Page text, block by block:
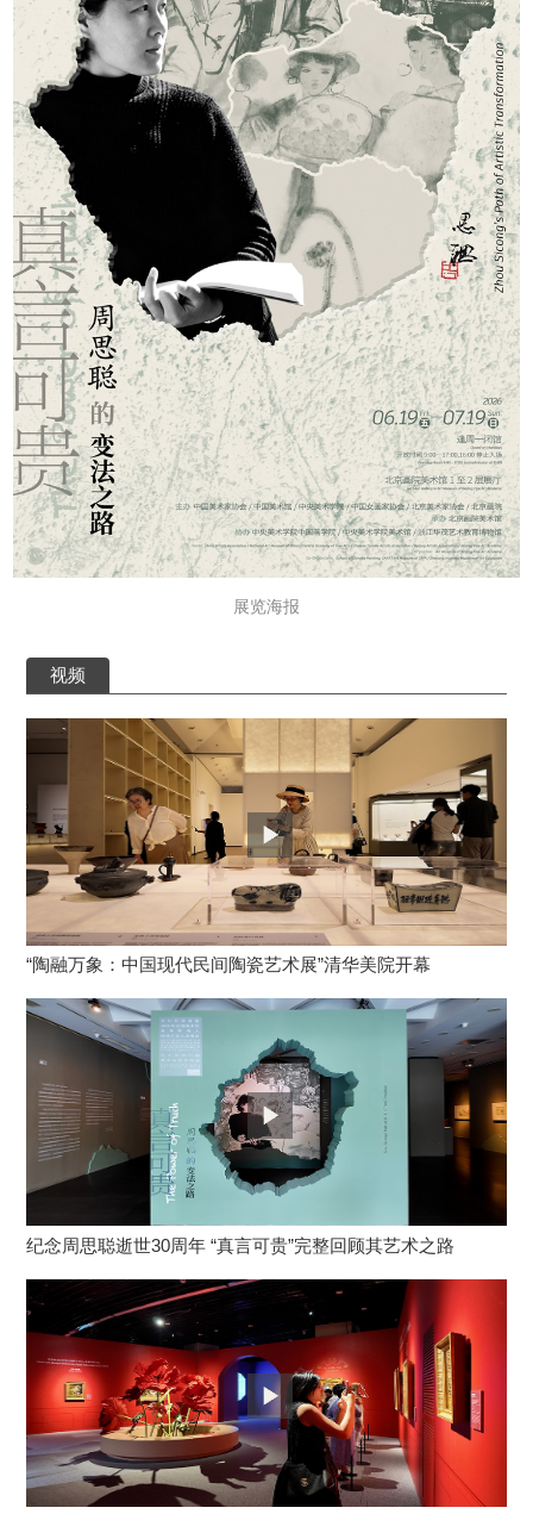
展览海报
视频
“陶融万象：中国现代民间陶瓷艺术展”清华美院开幕
纪念周思聪逝世30周年 “真言可贵”完整回顾其艺术之路